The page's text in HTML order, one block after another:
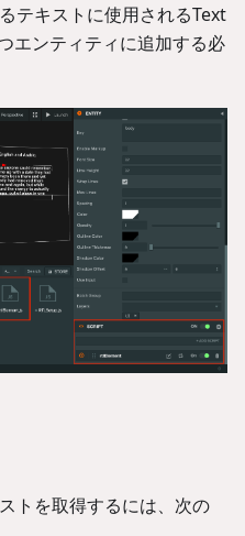
テキストに使用されるText
エンティティに追加する必
トを取得するには、次の